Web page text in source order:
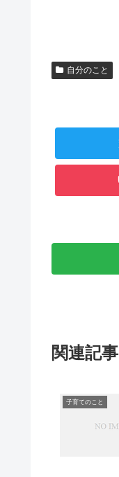
自分のこと
関連記事
子育てのこと